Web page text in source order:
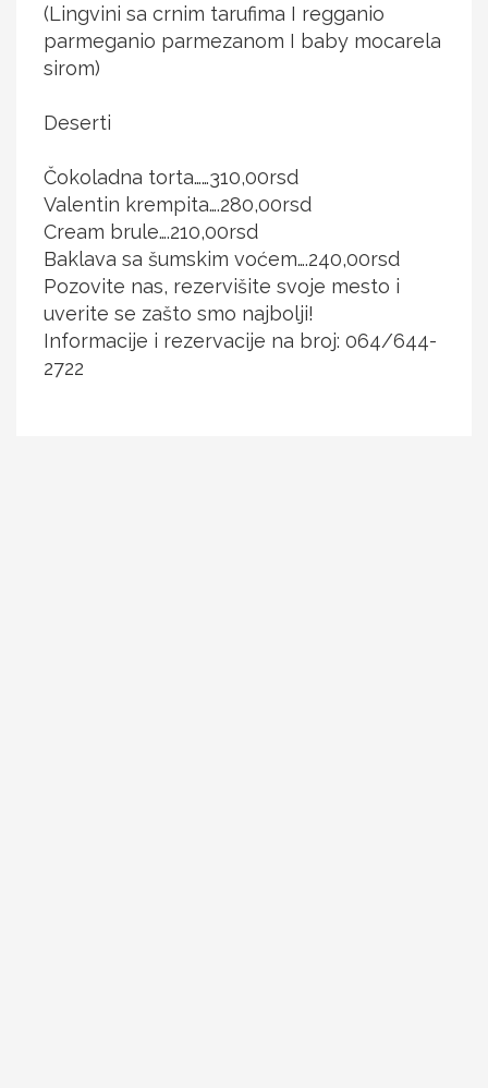
(Lingvini sa crnim tarufima I regganio
parmeganio parmezanom I baby mocarela
sirom)
Deserti
Čokoladna torta……310,00rsd
Valentin krempita….280,00rsd
Cream brule….210,00rsd
Baklava sa šumskim voćem….240,00rsd
Pozovite nas, rezervišite svoje mesto i
uverite se zašto smo najbolji!
Informacije i rezervacije na broj: 064/644-
2722